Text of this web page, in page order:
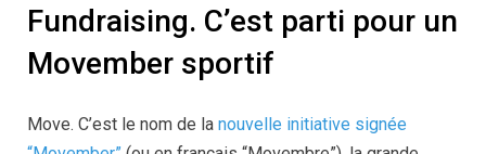
Fundraising. C’est parti pour un
Movember sportif
Move. C’est le nom de la nouvelle initiative signée